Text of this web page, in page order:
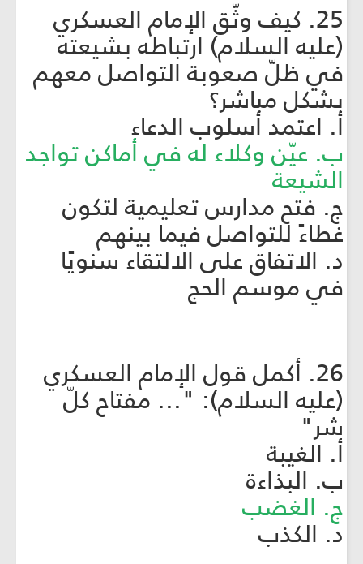
25. كيف وثّق الإمام العسكري
(عليه السلام) ارتباطه بشيعته
في ظلّ صعوبة التواصل معهم
بشكل مباشر؟
أ. اعتمد أسلوب الدعاء
ب. عيّن وكلاء له في أماكن تواجد
الشيعة
ج. فتح مدارس تعليمية لتكون
غطاءً للتواصل فيما بينهم
د. الاتفاق على الالتقاء سنويًا
في موسم الحج
26. أكمل قول الإمام العسكري
(عليه السلام): "... مفتاح كلّ
شر"
أ. الغيبة
ب. البذاءة
ج. الغضب
د. الكذب